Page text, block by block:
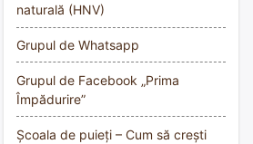
naturală (HNV)
Grupul de Whatsapp
Grupul de Facebook „Prima
Împădurire”
Școala de puieți – Cum să crești